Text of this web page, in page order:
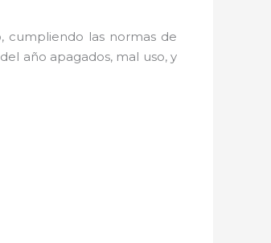
cumpliendo las normas de
año apagados, mal uso, y